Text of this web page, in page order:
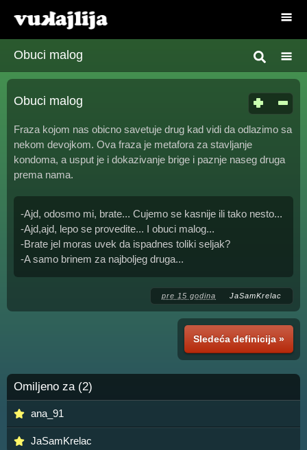
Obuci malog
Obuci malog
Fraza kojom nas obicno savetuje drug kad vidi da odlazimo sa
nekom devojkom. Ova fraza je metafora za stavljanje
kondoma, a usput je i dokazivanje brige i paznje naseg druga
prema nama.
-Ajd, odosmo mi, brate... Cujemo se kasnije ili tako nesto...
-Ajd,ajd, lepo se provedite... I obuci malog...
-Brate jel moras uvek da ispadnes toliki seljak?
-A samo brinem za najboljeg druga...
pre 15 godina JaSamKrelac
Sledeća definicija »
Omiljeno za (2)
ana_91
JaSamKrelac